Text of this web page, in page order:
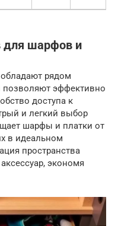
для шарфов и
рядом
эффективно
доступа к
и легкий выбор
шарфы и платки от
в идеальном
пространства
экономя